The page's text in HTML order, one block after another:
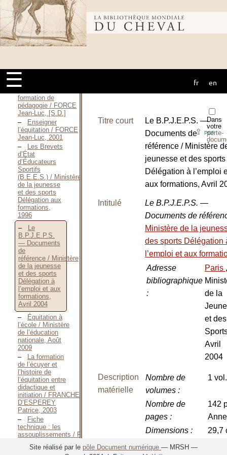
Bibliothèque
mondiale du
cheval
☰ fr en
commun BEES
2 / FLOTTES
Jean, Avril 2004
La formation
au brevet d’état
d’éducateur
complet / FONTAINE
François, 1988
formation de
pédagogie / FORCE
Jean-Luc, [S.D.]
Enseigner
l’équitation / FORCE
Jean-Luc, 2001
Les Brevets
d’État
d’Éducateurs
Sportifs
(B.E.E.S.) / Ministère
de la jeunesse
et des sports
Délégation aux
formations,
1996
Le
B.P.J.E.P.S.
— Documents
de
référence / Ministère
de la jeunesse
et des sports
Délégation à
l’emploi et aux
formations,
Avril 2004
Équitation à
l’école / Ministère
de l’éducation
nationale, Août
2009
La formation
de l’écuyer et
l’histoire de
l’équitation entre
didactique et
initiation / FRANCHET
D’ESPEREY
Patrice, 2003
Fiche
technique : les
assouplissements / FRANCQUEVILLE
Cours donné
Dans
votre
porte-
⇪ PDF
Titre court
Le B.P.J.E.P.S. —
Documents de
référence / Ministère
jeunesse et des sports
Délégation à l’emploi
aux formations, Avril
Intitulé
Le B.P.J.E.P.S. —
Documents de
Ministère de la
des sports Délégation
l’emploi et aux
Adresse
bibliographique
:
Paris ,
de la
et des
Avril
2004
Description
matérielle
Nombre de
volumes:
1 vol.
Nombre de
pages:
142
Dimensions:
29,7
Illustrations :
Site réalisé par le pôle Document numérique — MRSH —